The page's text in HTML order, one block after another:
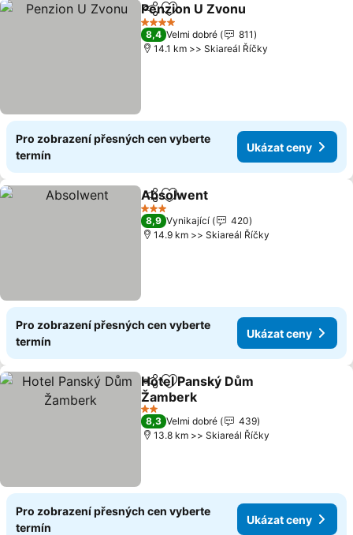
SdíletPřidat na seznam oblíbených
Penzion U Zvonu
4 Počet hvězdiček
8,4 Velmi dobré
811
14.1 km >> Skiareál Říčky
Pro zobrazení přesných cen vyberte
termín
Ukázat ceny
SdíletPřidat na seznam oblíbených
Absolwent
3 Počet hvězdiček
8,9 Vynikající
420
14.9 km >> Skiareál Říčky
Pro zobrazení přesných cen vyberte
termín
Ukázat ceny
SdíletPřidat na seznam oblíbených
Hotel Panský Dům
Žamberk
2 Počet hvězdiček
8,3 Velmi dobré
439
13.8 km >> Skiareál Říčky
Pro zobrazení přesných cen vyberte
termín
Ukázat ceny